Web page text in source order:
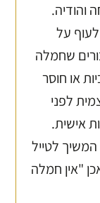
והודיה.
על
שחמלה
או חוסר
לפני
אישית.
לטייל
"אין חמלה